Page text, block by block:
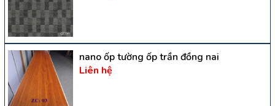
nano ốp tường ốp trần đồng nai
Liên hệ